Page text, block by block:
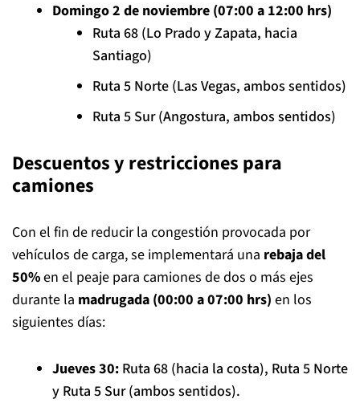
Domingo 2 de noviembre (07:00 a 12:00 hrs)
Ruta 68 (Lo Prado y Zapata, hacia
Santiago)
Ruta 5 Norte (Las Vegas, ambos sentidos)
Ruta 5 Sur (Angostura, ambos sentidos)
Descuentos y restricciones para
camiones
Con el fin de reducir la congestión provocada por
vehículos de carga, se implementará una rebaja del
50%en el peaje para camiones de dos o más ejes
durante la madrugada (00:00 a 07:00 hrs) en los
siguientes días:
Jueves 30: Ruta 68 (hacia la costa), Ruta 5 Norte
y Ruta 5 Sur (ambos sentidos).